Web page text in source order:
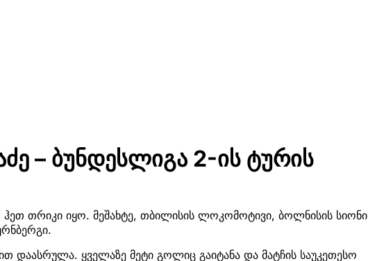
– ბუნდესლიგა 2-ის ტურის
ჰეთ თრიკი იყო. მეშახტე, თბილისის ლოკომოტივი, ბოლნისის სიონი
დაასრულა. ყველაზე მეტი გოლიც გაიტანა და მატჩის საუკეთესო